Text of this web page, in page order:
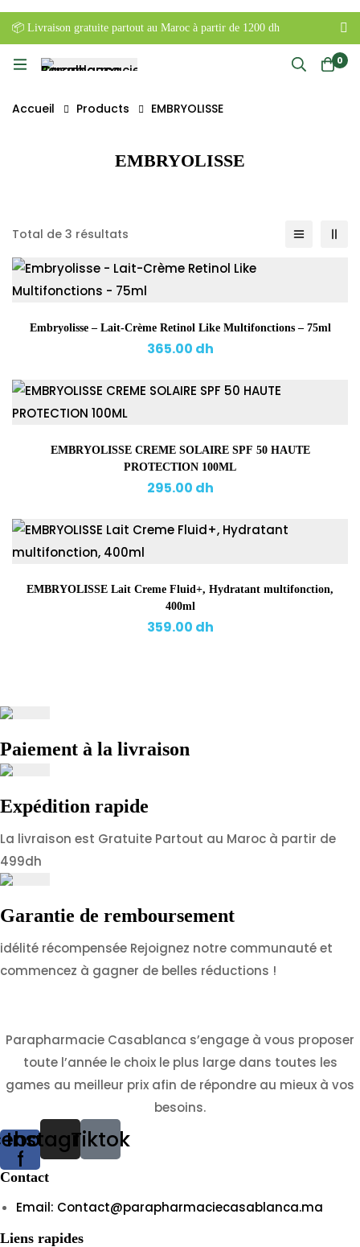
📦 Livraison gratuite partout au Maroc à partir de 1200 dh
0
Accueil Products EMBRYOLISSE
EMBRYOLISSE
Total de 3 résultats
Embryolisse – Lait-Crème Retinol Like Multifonctions – 75ml
365.00 dh
EMBRYOLISSE CREME SOLAIRE SPF 50 HAUTE
PROTECTION 100ML
295.00 dh
EMBRYOLISSE Lait Creme Fluid+, Hydratant multifonction,
400ml
359.00 dh
Paiement à la livraison
Expédition rapide
La livraison est Gratuite Partout au Maroc à partir de
499dh
Garantie de remboursement
idélité récompensée Rejoignez notre communauté et
commencez à gagner de belles réductions !
Parapharmacie Casablanca s’engage à vous proposer
toute l’année le choix le plus large dans toutes les
games au meilleur prix afin de répondre au mieux à vos
besoins.
f
Instagram
Tiktok
Contact
Email: Contact@parapharmaciecasablanca.ma
Liens rapides